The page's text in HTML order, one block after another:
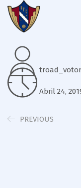
Abril 24,
PREVIOUS